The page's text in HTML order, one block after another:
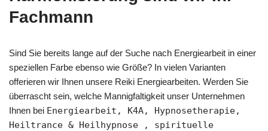
Fachmann
Sind Sie bereits lange auf der Suche nach Energiearbeit in einer
speziellen Farbe ebenso wie Größe? In vielen Varianten
offerieren wir Ihnen unsere Reiki Energiearbeiten. Werden Sie
überrascht sein, welche Mannigfaltigkeit unser Unternehmen
Ihnen bei Energiearbeit, K4A, Hypnosetherapie,
Heiltrance & Heilhypnose , spirituelle